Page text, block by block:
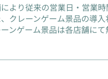
より従来の営業日・営業
、クレーンゲーム景品の導
ンゲーム景品は各店舗に